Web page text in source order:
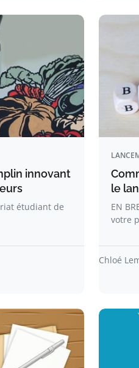
innovant
étudiant de
le
EN
votre
Chloé